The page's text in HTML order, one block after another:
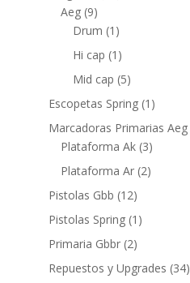
Aeg (9)
Drum (1)
Hi cap (1)
Mid cap (5)
Escopetas Spring (1)
Marcadoras Primarias Aeg
Plataforma Ak (3)
Plataforma Ar (2)
Pistolas Gbb (12)
Pistolas Spring (1)
Primaria Gbbr (2)
Repuestos y Upgrades (34)